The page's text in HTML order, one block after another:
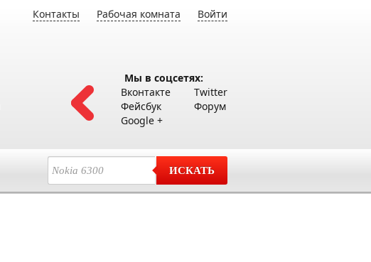
Контакты Рабочая комната Войти
Мы в соцсетях:
Вконтакте
Фейсбук
Google +
Twitter
Форум
ИСКАТЬ